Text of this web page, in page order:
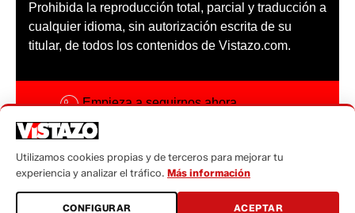
Prohibida la reproducción total, parcial y traducción a
cualquier idioma, sin autorización escrita de su
titular, de todos los contenidos de Vistazo.com.
Empieza a seguirnos ahora
Código ética
Sugerencias a:
sugerencias@vistazo.com
Utilizamos cookies propias y de terceros para mejorar tu
experiencia y analizar el tráfico. Más información
CONFIGURAR ACEPTAR